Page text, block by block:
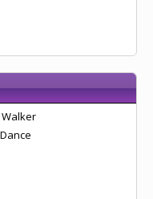
Dance